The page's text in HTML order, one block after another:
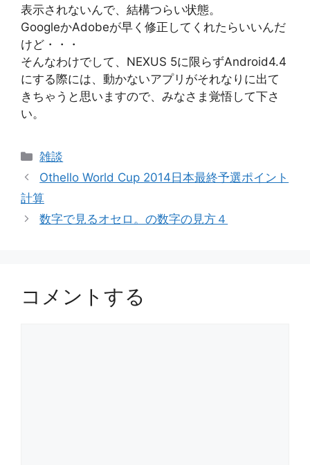
表示されないんで、結構つらい状態。
GoogleかAdobeが早く修正してくれたらいいんだ
けど・・・
そんなわけでして、NEXUS 5に限らずAndroid4.4
にする際には、動かないアプリがそれなりに出て
きちゃうと思いますので、みなさま覚悟して下さ
い。
カ
テ
リ
ー
雑談
Othello World Cup 2014日本最終予選ポイント
計算
数字で見るオセロ。の数字の見方４
コメントする